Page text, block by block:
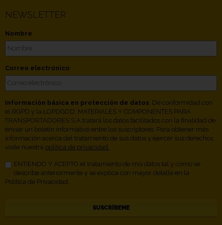
NEWSLETTER
Nombre
Correo electrónico
Información básica en protección de datos . De conformidad con
el RGPD y la LOPDGDD, MATERIALES Y COMPONENTES PARA
TRANSPORTADORES S.A tratará los datos facilitados con la finalidad de
enviar un boletín informativo entre los suscriptores. Para obtener más
información acerca del tratamiento de sus datos y ejercer sus derechos,
visite nuestra política de privacidad.
ENTIENDO Y ACEPTO el tratamiento de mis datos tal y como se
describe anteriormente y se explica con mayor detalle en la
Política de Privacidad.